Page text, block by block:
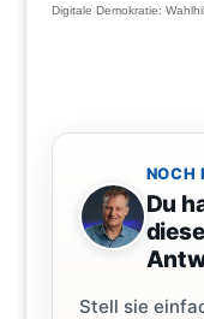
Digitale Demokratie:
NOCH
Du
Stell sie